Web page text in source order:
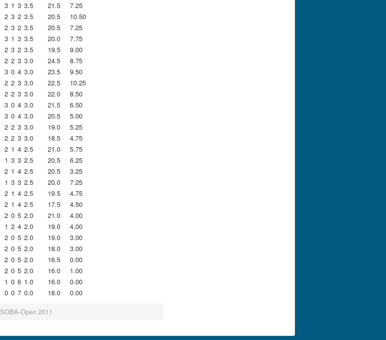
3 1 3 3.5 21.5
7.25
2 3 2 3.5 20.5
10.50
2 3 2 3.5 20.5
7.25
3 1 3 3.5 20.0
7.75
2 3 2 3.5 19.5
9.00
2 2 3 3.0 24.5
8.75
3 0 4 3.0 23.5
9.50
2 2 3 3.0 22.5
10.25
2 2 3 3.0 22.0
8.50
3 0 4 3.0 21.5
6.50
3 0 4 3.0 20.5
5.00
2 2 3 3.0 19.0
5.25
2 2 3 3.0 18.5
4.75
2 1 4 2.5 21.0
5.75
1 3 3 2.5 20.5
6.25
2 1 4 2.5 20.5
3.25
1 3 3 2.5 20.0
7.25
2 1 4 2.5 19.5
4.75
2 1 4 2.5 17.5
4.50
2 0 5 2.0 21.0
4.00
1 2 4 2.0 19.0
4.00
2 0 5 2.0 19.0
3.00
2 0 5 2.0 18.0
3.00
2 0 5 2.0 16.5
0.00
2 0 5 2.0 16.0
1.00
1 0 6 1.0 16.0
0.00
0 0 7 0.0 18.0
0.00
SOBA-Open 2011